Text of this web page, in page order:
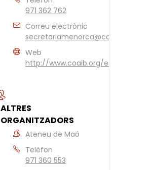
971 362 762
Correu electrònic
secretariamenorca@coaib.es
Web
http://www.coaib.org/es.aspx
ALTRES
ORGANITZADORS
Ateneu de Maó
Telèfon
971 360 553